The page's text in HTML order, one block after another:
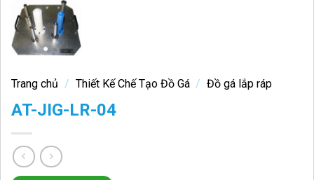
Trang chủ / Thiết Kế Chế Tạo Đồ Gá / Đồ gá lắp ráp
AT-JIG-LR-04